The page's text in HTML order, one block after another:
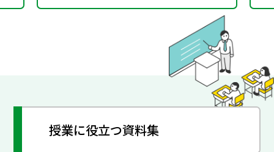
授業に役立つ資料集